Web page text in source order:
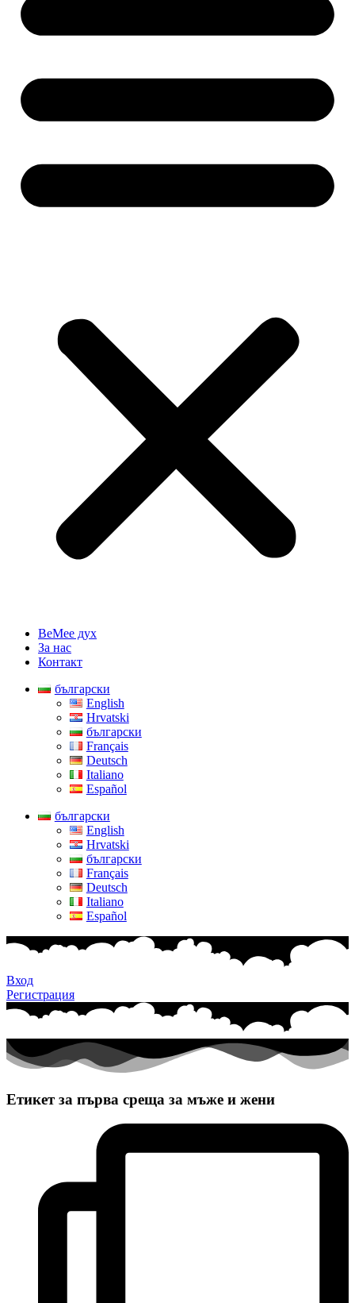
BeMee дух
За нас
Контакт
български
English
Hrvatski
български
Français
Deutsch
Italiano
Español
български
English
Hrvatski
български
Français
Deutsch
Italiano
Español
Вход
Регистрация
Етикет за първа среща за мъже и жени